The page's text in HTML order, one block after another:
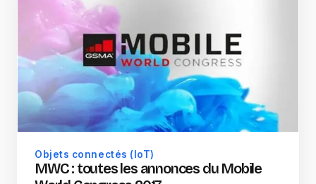
Objets connectés (IoT)
MWC : toutes les annonces du Mobile